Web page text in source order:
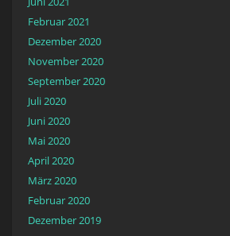
Februar 2021
Dezember 2020
November 2020
September 2020
Juli 2020
Juni 2020
Mai 2020
April 2020
März 2020
Februar 2020
Dezember 2019